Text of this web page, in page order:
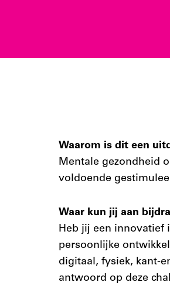
Waarom is dit een
Mentale gezondheid
voldoende
Waar kun jij aan
Heb jij een innovatief
persoonlijke
digitaal, fysiek, kant-
antwoord op deze